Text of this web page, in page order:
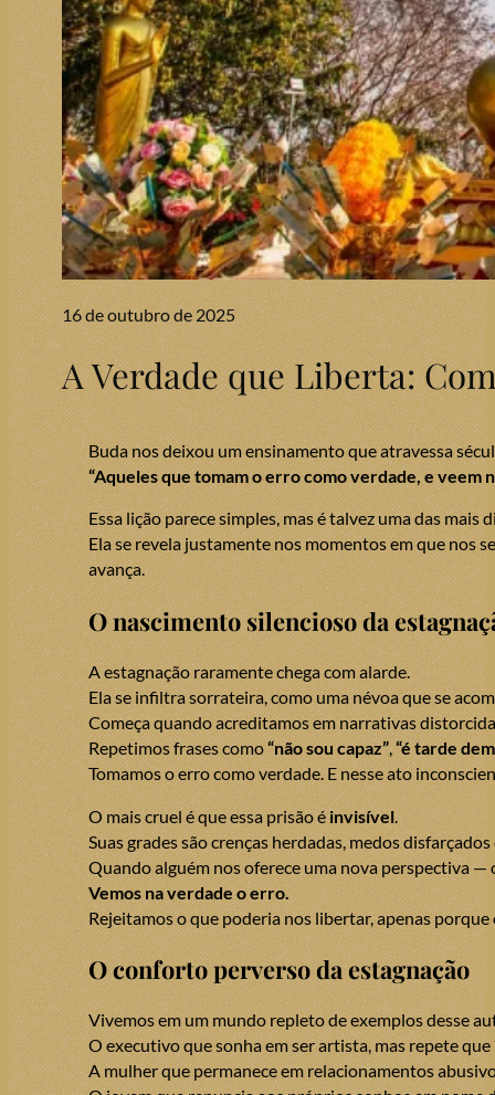
16 de outubro de 2025
A Verdade que Liberta:
Buda nos deixou um ensinamento que atravessa
“Aqueles que tomam o erro como verdade, e veem
Essa lição parece simples, mas é talvez uma das mais
Ela se revela justamente nos momentos em que nos
avança.
O nascimento silencioso da
A estagnação raramente chega com alarde.
Ela se infiltra sorrateira, como uma névoa que se
Começa quando acreditamos em narrativas
Repetimos frases como“não sou capaz”,“é tarde
Tomamos o erro como verdade. E nesse ato
O mais cruel é que essa prisão éinvisível.
Suas grades são crenças herdadas, medos
Quando alguém nos oferece uma nova perspectiva
Vemos na verdade o erro.
Rejeitamos o que poderia nos libertar, apenas
O conforto perverso da estagnação
Vivemos em um mundo repleto de exemplos desse
O executivo que sonha em ser artista, mas repete que
A mulher que permanece em relacionamentos